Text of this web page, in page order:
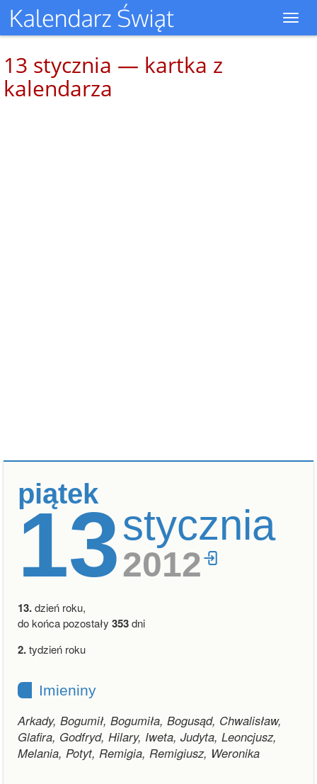
13 stycznia — kartka z
kalendarza
piątek
13stycznia
2012
13.dzień roku,
do końca pozostały 353dni
2.tydzień roku
Imieniny
Arkady, Bogumił, Bogumiła, Bogusąd, Chwalisław,
Glafira, Godfryd, Hilary, Iweta, Judyta, Leoncjusz,
Melania, Potyt, Remigia, Remigiusz, Weronika